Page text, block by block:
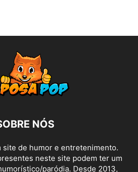
NÓS
site de humor e entretenimento.
neste site podem ter um
paródia. Desde 2013,